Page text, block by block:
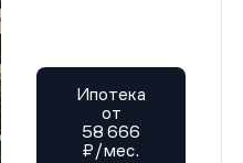
Ипотека
от
58 666
₽/мес.